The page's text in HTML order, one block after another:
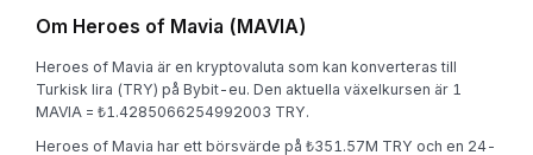
Om Heroes of Mavia (MAVIA)
Heroes of Mavia är en kryptovaluta som kan konverteras till
Turkisk lira (TRY) på Bybit-eu. Den aktuella växelkursen är 1
MAVIA = ₺1.4285066254992003 TRY.
Heroes of Mavia har ett börsvärde på ₺351.57M TRY och en 24-